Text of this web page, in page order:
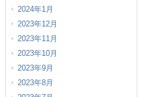
2024年1月
2023年12月
2023年11月
2023年10月
2023年9月
2023年8月